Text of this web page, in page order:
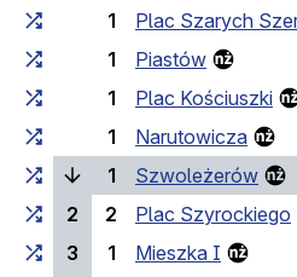
1
Plac Szarych
1
Piastów
1
Plac Kościuszki
1
Narutowicza
1
Szwoleżerów
2
2
Plac Szyrockiego
3
1
Mieszka I